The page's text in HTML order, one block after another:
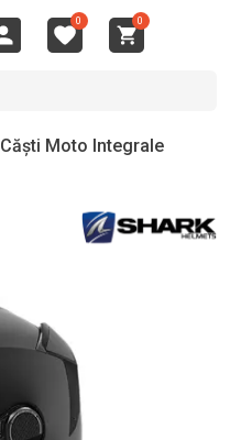
0 0
Căști Moto Integrale